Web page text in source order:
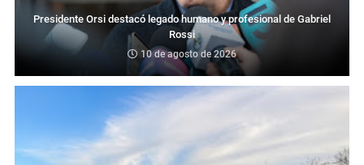
Presidente Orsi destacó legado humano y profesional de Gabriel
Rossi
10 de agosto de 2026